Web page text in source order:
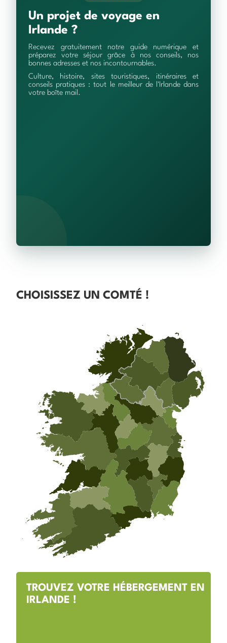
Un projet de voyage en
Irlande ?
Recevez gratuitement notre guide numérique et
préparez votre séjour grâce à nos conseils, nos
bonnes adresses et nos incontournables.
Culture, histoire, sites touristiques, itinéraires et
conseils pratiques : tout le meilleur de l'Irlande dans
votre boîte mail.
CHOISISSEZ UN COMTÉ !
TROUVEZ VOTRE HÉBERGEMENT EN
IRLANDE !